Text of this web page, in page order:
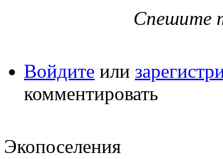
Спешите
Войдите или
комментировать
Экопоселения